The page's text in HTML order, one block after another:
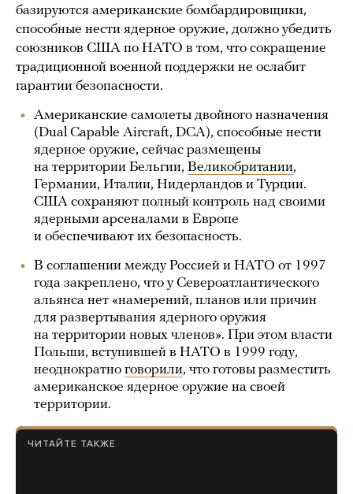
базируются американские бомбардировщики,
способные нести ядерное оружие, должно убедить
союзников США по НАТО в том, что сокращение
традиционной военной поддержки не ослабит
гарантии безопасности.
Американские самолеты двойного назначения
(Dual Capable Aircraft, DCA), способные нести
ядерное оружие, сейчас размещены
на территории Бельгии, Великобритании,
Германии, Италии, Нидерландов и Турции.
США сохраняют полный контроль над своими
ядерными арсеналами в Европе
и обеспечивают их безопасность.
В соглашении между Россией и НАТО от 1997
года закреплено, что у Североатлантического
альянса нет «намерений, планов или причин
для развертывания ядерного оружия
на территории новых членов». При этом власти
Польши, вступившей в НАТО в 1999 году,
неоднократно говорили, что готовы разместить
американское ядерное оружие на своей
территории.
ЧИТАЙТЕ ТАКЖЕ